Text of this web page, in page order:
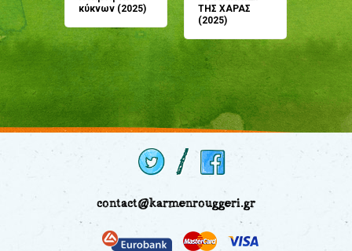
κύκνων (2025)
ΤΗΣ ΧΑΡΑΣ
(2025)
μου;
(2024)
contact@karmenrouggeri.gr